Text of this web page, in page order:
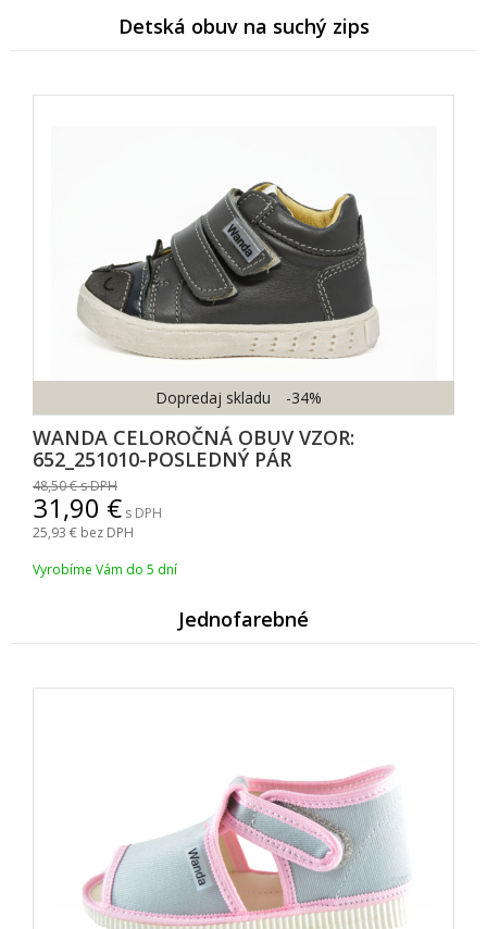
Detská obuv na suchý zips
WANDA CELOROČNÁ OBUV VZOR:
652_251010-POSLEDNÝ PÁR
Dopredaj skladu -34%
48,50s DPH
31,90
s DPH
25,93 bez DPH
Vyrobíme Vám do 5 dní
Jednofarebné